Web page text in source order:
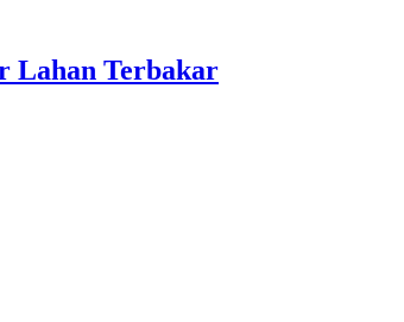
Lahan Terbakar